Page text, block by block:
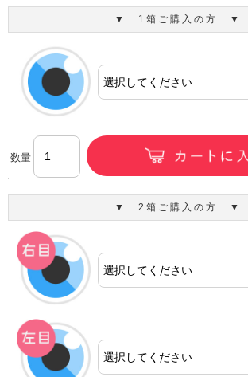
▼ 1箱ご購入の方 ▼
数量
▼ 2箱ご購入の方 ▼